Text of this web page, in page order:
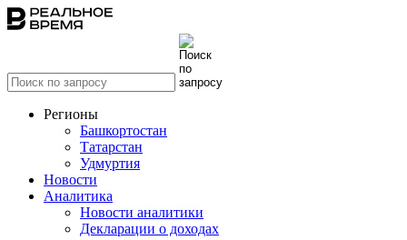
Регионы
Башкортостан
Татарстан
Удмуртия
Новости
Аналитика
Новости аналитики
Декларации о доходах